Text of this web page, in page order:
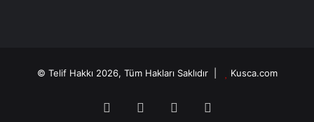
© Telif Hakkı 2026, Tüm Hakları Saklıdır | Kusca.com
Facebook YouTube